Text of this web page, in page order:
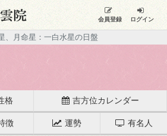
会員登録 ログイン
、月命星：一白水星の日盤
格 吉方位カレンダー
徴 運勢 有名人